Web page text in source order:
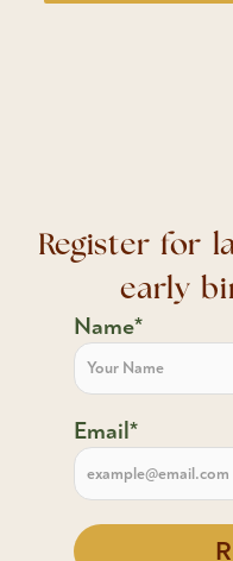
Register for
early
Name*
Email*